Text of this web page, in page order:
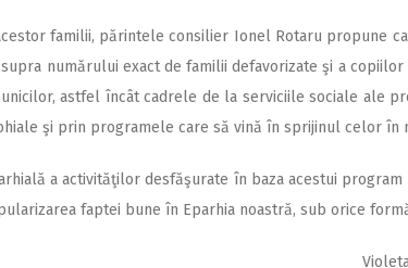
familii, părintele consilier Ionel Rotaru propune
numărului exact de familii defavorizate şi a
astfel încât cadrele de la serviciile sociale ale
şi prin programele care să vină în sprijinul celor în
a activităţilor desfăşurate în baza acestui program
faptei bune în Eparhia noastră, sub orice